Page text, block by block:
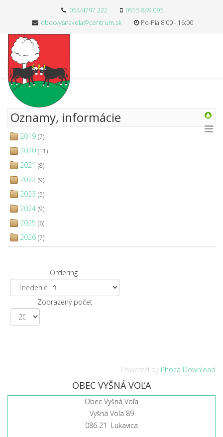
054/4797 222
0915 849 095
obecvysnavola@centrum.sk
Po-Pia 8:00 - 16:00
Oznamy, informácie
2019 (7)
2020 (11)
2021 (8)
2022 (9)
2023 (5)
2024 (9)
2025 (6)
2026 (7)
Ordering
Zobrazený počet
Powered by Phoca Download
OBEC VYŠNÁ VOĽA
Obec Vyšná Voľa
Vyšná Voľa 89
086 21 Lukavica